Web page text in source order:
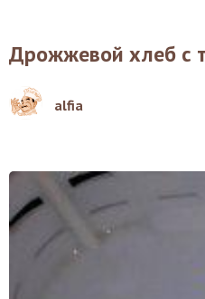
Дрожжевой хлеб с
alfia